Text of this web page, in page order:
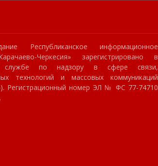
Республиканское информационное
Черкесия» зарегистрировано в
службе по надзору в сфере связи,
технологий и массовых коммуникаций
Регистрационный номер ЭЛ № ФС 77-74710